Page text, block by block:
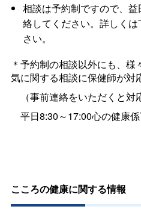
相談は予約制ですので、
絡してください。詳しく
さい。
＊予約制の相談以外にも、
気に関する相談に保健師が対
（事前連絡をいただくと対
平日8:30～17:00心の健康
こころの健康に関する情報